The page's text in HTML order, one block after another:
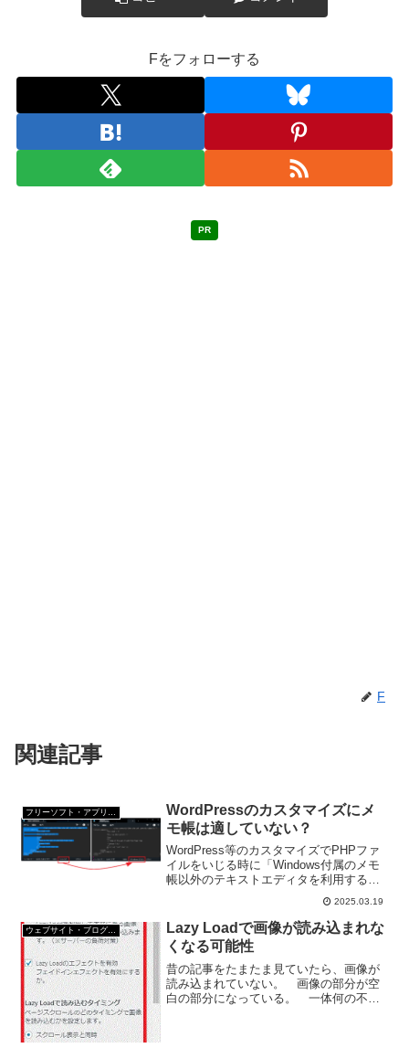
Fをフォローする
PR
F
関連記事
フリーソフト・アプリ・Webサービス
WordPressのカスタマイズにメ
モ帳は適していない？
WordPress等のカスタマイズでPHPファ
イルをいじる時に「Windows付属のメモ
帳以外のテキストエディタを利用する」
って昔から言われているけど、なぜ、メ
モ帳ではダメなんだろう？最近のメモ帳
（notepad）は高機能なのに。
2025.03.19
ウェブサイト・ブログ作成
Lazy Loadで画像が読み込まれな
くなる可能性
昔の記事をたまたま見ていたら、画像が
読み込まれていない。 画像の部分が空
白の部分になっている。 一体何の不都